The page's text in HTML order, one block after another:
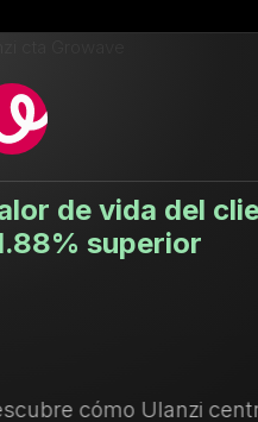
cliente un
la gestión